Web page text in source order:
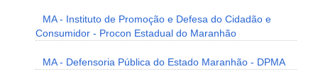
MA - Instituto de Promoção e Defesa do Cidadão e
Consumidor - Procon Estadual do Maranhão
MA - Defensoria Pública do Estado Maranhão - DPMA